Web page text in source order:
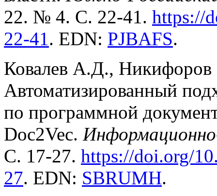
22. № 4. С. 22-41. https://
22-41. EDN: PJBAFS.
Ковалев А.Д.,
Автоматизированный
по программной
Doc2Vec.
С. 17-27. https://doi.org/
27. EDN: SBRUMH.